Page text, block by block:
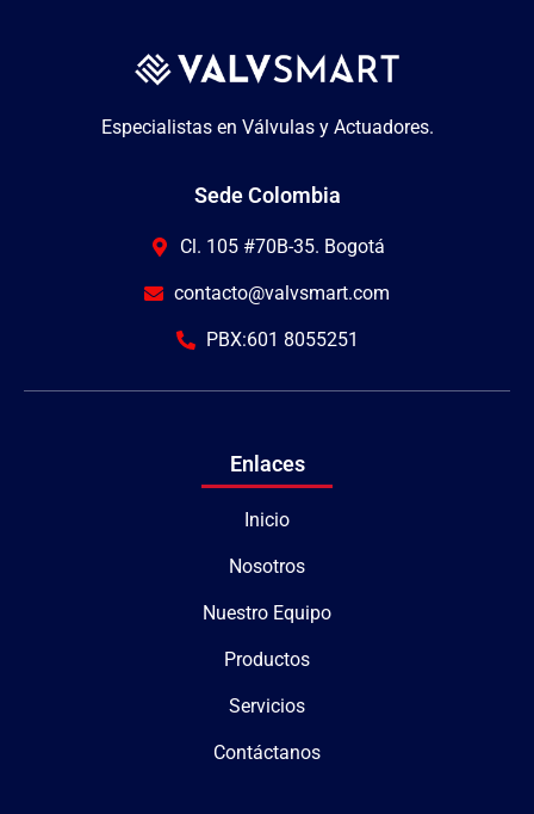
Especialistas en Válvulas y Actuadores.
Sede Colombia
Cl. 105 #70B-35. Bogotá
contacto@valvsmart.com
PBX:601 8055251
Enlaces
Inicio
Nosotros
Nuestro Equipo
Productos
Servicios
Contáctanos